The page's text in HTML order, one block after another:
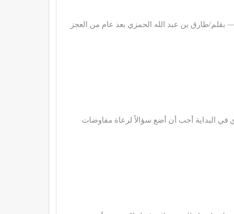
بن عبد الله الحمزي بعد عام من العجز
أحب أن أضع سؤالاً لرعاة مفاوضات